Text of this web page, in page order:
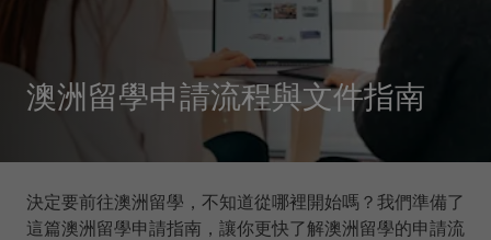
澳洲留學申請流程與文件指南
決定要前往澳洲留學，不知道從哪裡開始嗎？我們準備了
這篇澳洲留學申請指南，讓你更快了解澳洲留學的申請流